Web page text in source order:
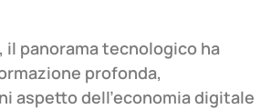
il panorama tecnologico ha
profonda,
aspetto dell’economia digitale